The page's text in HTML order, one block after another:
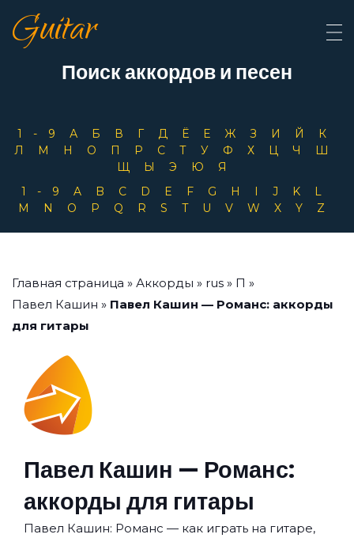
Guitar
Поиск аккордов и песен
1-9 А Б В Г Д Ё Е Ж З И Й
К
Л
М Н О П Р С Т У Ф Х Ц Ч
Ш
Щ
Ы Э Ю
Я
1-9
A B C D E F G H I J K
L
M
N O P Q R S T U V W X Y Z
Главная страница » Аккорды » rus » П »
Павел Кашин » Павел Кашин — Романс: аккорды
для гитары
Павел Кашин — Романс:
аккорды для гитары
Павел Кашин: Романс — как играть на гитаре,